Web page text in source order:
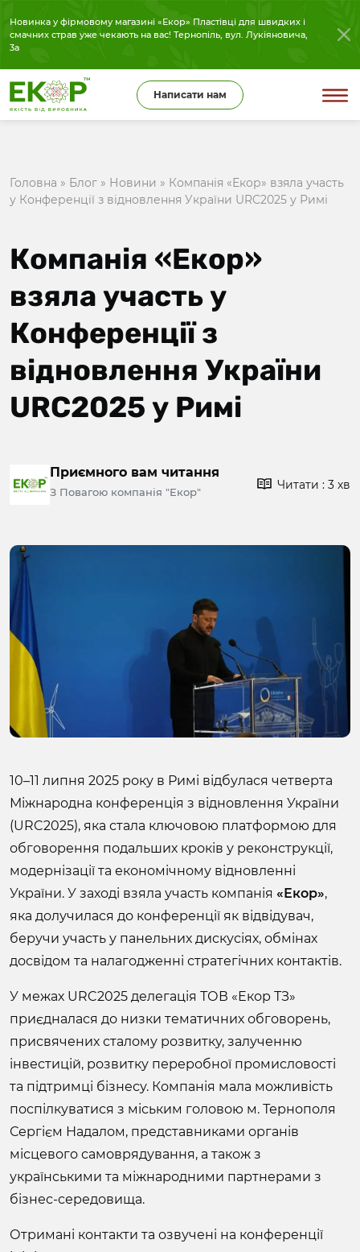
Новинка у фірмовому магазині «Екор» Пластівці для швидких і
смачних страв уже чекають на вас! Тернопіль, вул. Лукіяновича,
3а
Написати нам
Головна » Блог » Новини » Компанія «Екор» взяла участь
у Конференції з відновлення України URC2025 у Римі
Компанія «Екор»
взяла участь у
Конференції з
відновлення України
URC2025 у Римі
Приємного вам читання
З Повагою компанія "Екор"
Читати : 3 хв
10–11 липня 2025 року в Римі відбулася четверта
Міжнародна конференція з відновлення України
(URC2025), яка стала ключовою платформою для
обговорення подальших кроків у реконструкції,
модернізації та економічному відновленні
України. У заході взяла участь компанія «Екор»,
яка долучилася до конференції як відвідувач,
беручи участь у панельних дискусіях, обмінах
досвідом та налагодженні стратегічних контактів.
У межах URC2025 делегація ТОВ «Екор ТЗ»
приєдналася до низки тематичних обговорень,
присвячених сталому розвитку, залученню
інвестицій, розвитку переробної промисловості
та підтримці бізнесу. Компанія мала можливість
поспілкуватися з міським головою м. Тернополя
Сергієм Надалом, представниками органів
місцевого самоврядування, а також з
українськими та міжнародними партнерами з
бізнес-середовища.
Отримані контакти та озвучені на конференції